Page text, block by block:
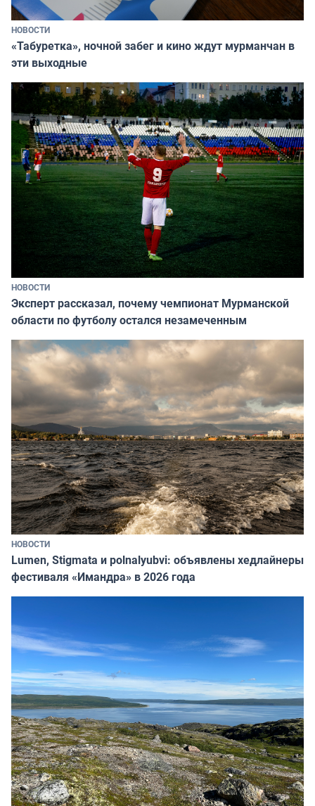
НОВОСТИ
«Табуретка», ночной забег и кино ждут мурманчан в
эти выходные
НОВОСТИ
Эксперт рассказал, почему чемпионат Мурманской
области по футболу остался незамеченным
НОВОСТИ
Lumen, Stigmata и polnalyubvi: объявлены хедлайнеры
фестиваля «Имандра» в 2026 года